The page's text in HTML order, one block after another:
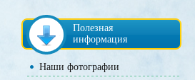
Полезная
информация
Наши фотографии